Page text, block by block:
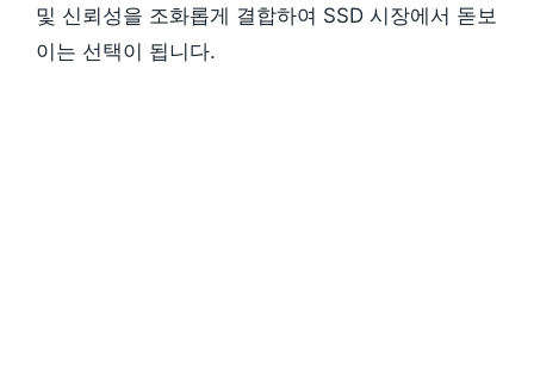
및 신뢰성을 조화롭게 결합하여 SSD 시장에서 돋보
이는 선택이 됩니다.